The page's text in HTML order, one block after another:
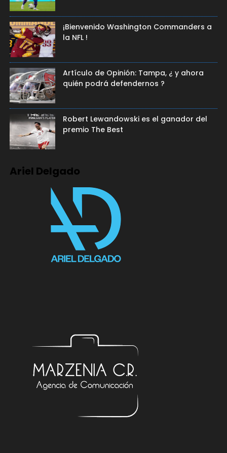
¡Bienvenido Washington Commanders a
la NFL !
Artículo de Opinión: Tampa, ¿ y ahora
quién podrá defendernos ?
Robert Lewandowski es el ganador del
premio The Best
Ariel Delgado